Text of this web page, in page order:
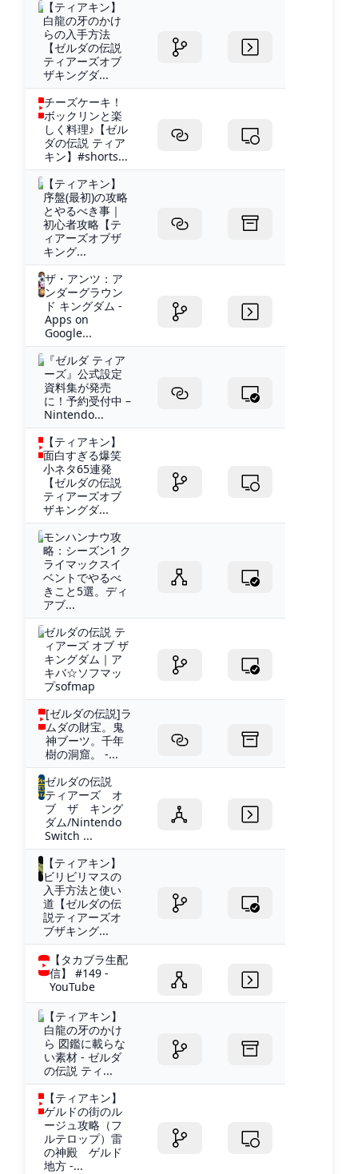
【ティアキン】
白龍の牙のかけ
らの入手方法
【ゼルダの伝説
ティアーズオブ
ザキングダ...
チーズケーキ！
ボックリンと楽
しく料理♪【ゼル
ダの伝説 ティア
キン】#shorts...
【ティアキン】
序盤(最初)の攻略
とやるべき事｜
初心者攻略【テ
ィアーズオブザ
キング...
ザ・アンツ：ア
ンダーグラウン
ド キングダム -
Apps on
Google...
『ゼルダ ティア
ーズ』公式設定
資料集が発売
に！予約受付中 –
Nintendo...
【ティアキン】
面白すぎる爆笑
小ネタ65連発
【ゼルダの伝説
ティアーズオブ
ザキングダ...
モンハンナウ攻
略：シーズン1 ク
ライマックスイ
ベントでやるべ
きこと5選。ディ
アブ...
ゼルダの伝説 テ
ィアーズ オブ ザ
キングダム｜ア
キバ☆ソフマッ
プsofmap
[ゼルダの伝説]ラ
ムダの財宝。鬼
神ブーツ。千年
樹の洞窟。 -...
ゼルダの伝説
ティアーズ オ
ブ ザ キング
ダム/Nintendo
Switch ...
【ティアキン】
ビリビリマスの
入手方法と使い
道【ゼルダの伝
説ティアーズオ
ブザキング...
【タカブラ生配
信】 #149 -
YouTube
【ティアキン】
白龍の牙のかけ
ら 図鑑に載らな
い素材 - ゼルダ
の伝説 ティ...
【ティアキン】
ゲルドの街のル
ージュ攻略（フ
ルテロップ）雷
の神殿 ゲルド
地方 -...